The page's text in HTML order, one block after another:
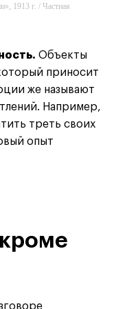
1913 г. / Частная
Объекты
приносит
же называют
Например,
треть своих
опыт